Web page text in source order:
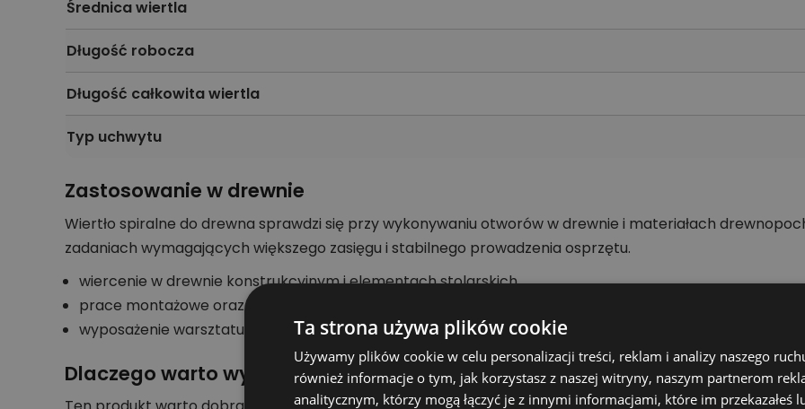
Średnica wiertla
Długość robocza
Długość całkowita wiertla
Typ uchwytu
Zastosowanie w drewnie
Wiertło spiralne do drewna sprawdzi się przy wykonywaniu otworów w drewnie i materiałach
zadaniach wymagających większego zasięgu i stabilnego prowadzenia osprzętu.
wiercenie w drewnie konstrukcyjnym i elementach stolarskich.
prace montażowe oraz przygotowanie otworów pod połączenia.
wyposażenie warsztatu, ekipy remontowej lub serwisu.
Dlaczego warto wybrać ten wariant
Ta strona używa plików cookie
Używamy plików cookie w celu personalizacji treści, reklam i analizy naszego
również informacje o tym, jak korzystasz z naszej witryny, naszym partnerom
analitycznym, którzy mogą łączyć je z innymi informacjami, które im przekazałeś